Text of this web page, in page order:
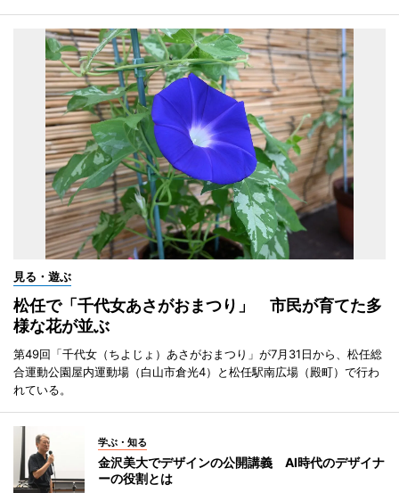
見る・遊ぶ
松任で「千代女あさがおまつり」 市民が育てた多
様な花が並ぶ
第49回「千代女（ちよじょ）あさがおまつり」が7月31日から、松任総
合運動公園屋内運動場（白山市倉光4）と松任駅南広場（殿町）で行わ
れている。
学ぶ・知る
金沢美大でデザインの公開講義 AI時代のデザイナ
ーの役割とは